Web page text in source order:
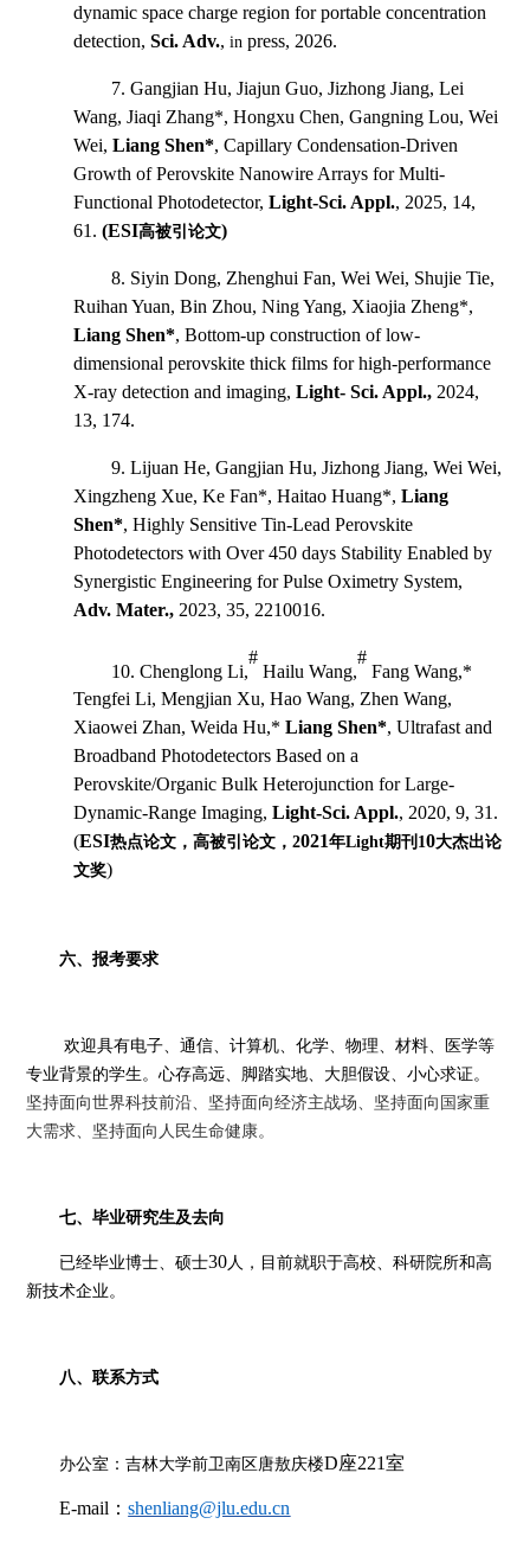
dynamic space charge region for portable concentration
detection,Sci. Adv.,in press, 2026.
7. Gangjian Hu, Jiajun Guo, Jizhong Jiang, Lei
Wang, Jiaqi Zhang*, Hongxu Chen, Gangning Lou, Wei
Wei,Liang Shen*, Capillary Condensation-Driven
Growth of Perovskite Nanowire Arrays for Multi-
Functional Photodetector,Light-Sci. Appl., 2025, 14,
61.(ESI高被引论文)
8. Siyin Dong, Zhenghui Fan, Wei Wei, Shujie Tie,
Ruihan Yuan, Bin Zhou, Ning Yang, Xiaojia Zheng*,
Liang Shen*, Bottom-up construction of low-
dimensional perovskite thick films for high-performance
X-ray detection and imaging,Light- Sci. Appl., 2024,
13, 174.
9. Lijuan He, Gangjian Hu, Jizhong Jiang, Wei Wei,
Xingzheng Xue, Ke Fan*, Haitao Huang*,Liang
Shen*, Highly Sensitive Tin-Lead Perovskite
Photodetectors with Over 450 days Stability Enabled by
Synergistic Engineering for Pulse Oximetry System,
Adv. Mater., 2023, 35, 2210016.
10. Chenglong Li,
#
Hailu Wang,
#
Fang Wang,*
Tengfei Li, Mengjian Xu, Hao Wang, Zhen Wang,
Xiaowei Zhan, Weida Hu,*Liang Shen*, Ultrafast and
Broadband Photodetectors Based on a
Perovskite/Organic Bulk Heterojunction for Large-
Dynamic-Range Imaging,Light-Sci. Appl., 2020, 9, 31.
(ESI热点论文 ，高被引论文，2021年Light期刊 10大杰出论
文奖)
六、报考要求
欢迎具有电子、通信、计算机、化学、物理、材料、医学等
专业背景的学生。心存高远、脚踏实地、大胆假设、小心求证。
坚持面向世界科技前沿、坚持面向经济主战场、坚持面向国家重
大需求、坚持面向人民生命健康。
七、毕业研究生及去向
已经毕业博士、硕士30人，目前就职于高校、科研院所和高
新技术企业。
八、联系方式
办公室：吉林大学前卫南区唐敖庆楼D座221室
E-mail：shenliang@jlu.edu.cn